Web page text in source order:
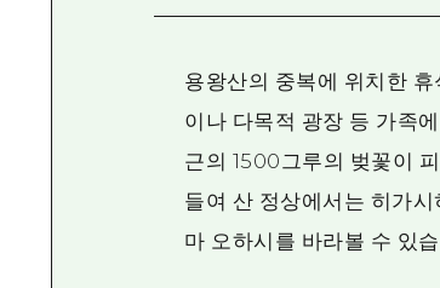
용왕산의 중복에 위치한
이나 다목적 광장 등 가족
근의 1500그루의 벚꽃이
들여 산 정상에서는 히가
마 오하시를 바라볼 수 있습